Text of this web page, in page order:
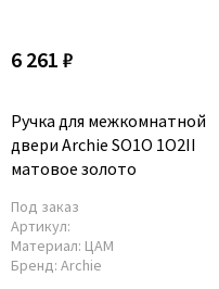
6 261 ₽
Ручка для межкомнатной
двери Archie SO1O 1O2II
матовое золото
Под заказ
Артикул:
Материал: ЦАМ
Бренд: Archie